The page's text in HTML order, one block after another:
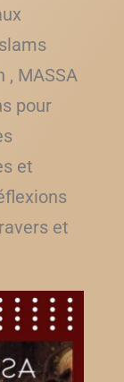
, MASSA
pour
et
et